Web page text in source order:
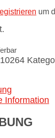
um
10264
Information